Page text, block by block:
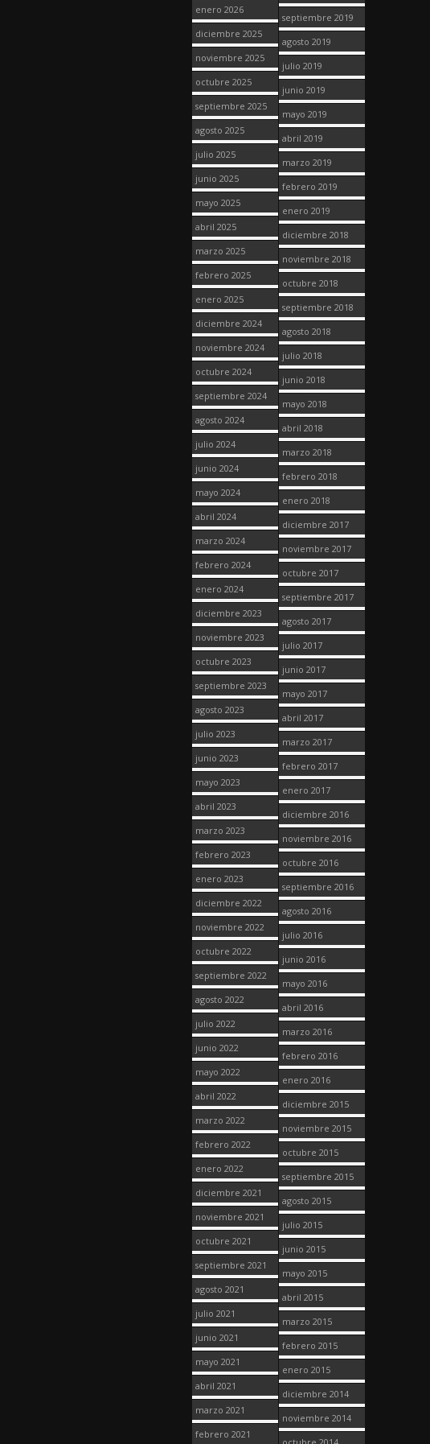
enero 2026
diciembre 2025
noviembre 2025
octubre 2025
septiembre 2025
agosto 2025
julio 2025
junio 2025
mayo 2025
abril 2025
marzo 2025
febrero 2025
enero 2025
diciembre 2024
noviembre 2024
octubre 2024
septiembre 2024
agosto 2024
julio 2024
junio 2024
mayo 2024
abril 2024
marzo 2024
febrero 2024
enero 2024
diciembre 2023
noviembre 2023
octubre 2023
septiembre 2023
agosto 2023
julio 2023
junio 2023
mayo 2023
abril 2023
marzo 2023
febrero 2023
enero 2023
diciembre 2022
noviembre 2022
octubre 2022
septiembre 2022
agosto 2022
julio 2022
junio 2022
mayo 2022
abril 2022
marzo 2022
febrero 2022
enero 2022
diciembre 2021
noviembre 2021
octubre 2021
septiembre 2021
agosto 2021
julio 2021
junio 2021
mayo 2021
abril 2021
marzo 2021
febrero 2021
septiembre 2019
agosto 2019
julio 2019
junio 2019
mayo 2019
abril 2019
marzo 2019
febrero 2019
enero 2019
diciembre 2018
noviembre 2018
octubre 2018
septiembre 2018
agosto 2018
julio 2018
junio 2018
mayo 2018
abril 2018
marzo 2018
febrero 2018
enero 2018
diciembre 2017
noviembre 2017
octubre 2017
septiembre 2017
agosto 2017
julio 2017
junio 2017
mayo 2017
abril 2017
marzo 2017
febrero 2017
enero 2017
diciembre 2016
noviembre 2016
octubre 2016
septiembre 2016
agosto 2016
julio 2016
junio 2016
mayo 2016
abril 2016
marzo 2016
febrero 2016
enero 2016
diciembre 2015
noviembre 2015
octubre 2015
septiembre 2015
agosto 2015
julio 2015
junio 2015
mayo 2015
abril 2015
marzo 2015
febrero 2015
enero 2015
diciembre 2014
noviembre 2014